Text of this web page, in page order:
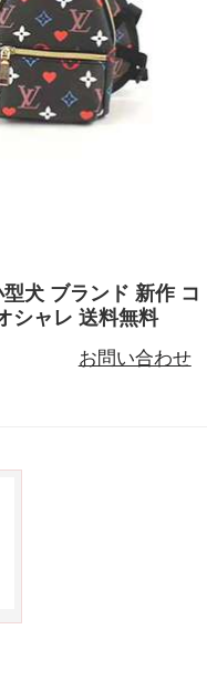
犬 ブランド 新作 コ
シャレ 送料無料
お問い合わせ